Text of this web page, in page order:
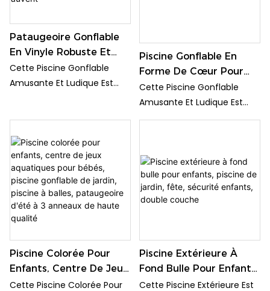
Pataugeoire Gonflable
En Vinyle Robuste Et
Personnalisée En Forme
D'abeille Pour Bébé Avec
Cette Piscine Gonflable
Amusante Et Ludique Est
Des Petits Et Des Grands.
Installez-La Dans Votre
Jardin Pour Une Expérience
Aquatique Rafraîchissante
Et Relaxante Pendant Les
Chaudes Journées D'été.
Piscine Gonflable En
Forme De Cœur Pour
Enfants Et Adultes
Cette Piscine Gonflable
Amusante Et Ludique Est
Équipée De Jouets
Des Petits Et Des Grands.
Installez-La Dans Votre
Jardin Pour Une Expérience
Chaudes Journées D'été.
Piscine Colorée Pour
Enfants, Centre De Jeux
Aquatiques Pour Bébés,
Cette Piscine Colorée Pour
Piscine Extérieure À
Fond Bulle Pour Enfants,
Piscine De Jardin, Fête,
Cette Piscine Extérieure Est